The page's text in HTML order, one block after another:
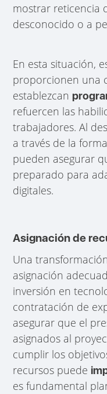
mostrar reticencia
desconocido o a
En esta situación,
proporcionen una
establezcan
refuercen las
trabajadores. Al
a través de la
pueden asegurar
preparado para
digitales.
Asignación de
Una
asignación
inversión en
contratación de
asegurar que el
asignados al
cumplir los
recursos puede
es fundamental